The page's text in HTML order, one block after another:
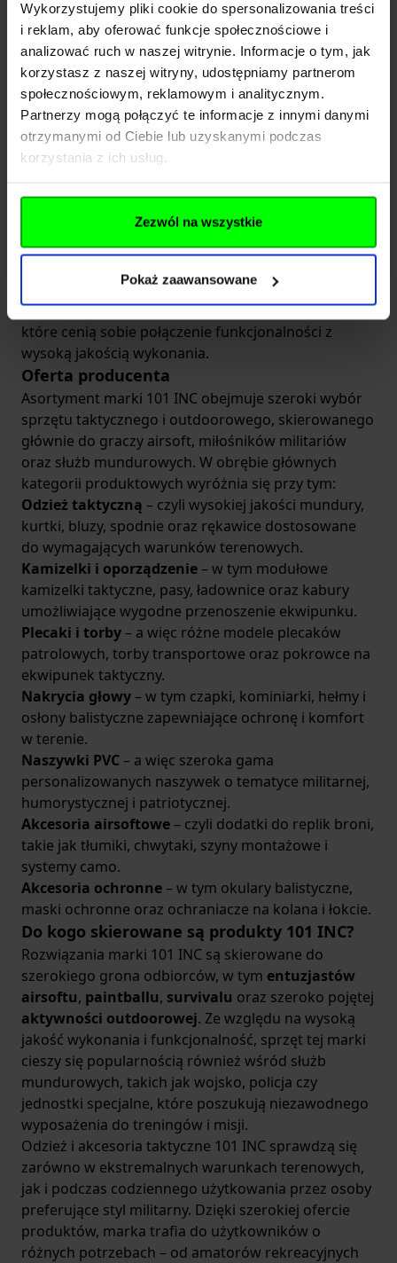
Wykorzystujemy pliki cookie do spersonalizowania treści
i reklam, aby oferować funkcje społecznościowe i
analizować ruch w naszej witrynie. Informacje o tym, jak
korzystasz z naszej witryny, udostępniamy partnerom
społecznościowym, reklamowym i analitycznym.
Partnerzy mogą połączyć te informacje z innymi danymi
otrzymanymi od Ciebie lub uzyskanymi podczas
korzystania z ich usług.
Zezwól na wszystkie
Pokaż zaawansowane
tych drobnych gadżetów w naszym sklepie i wybierz
dla siebie najlepszy!
101 INCto marka specjalizująca się w wysokiej
jakości sprzęcie taktycznym, przeznaczonym do
różnych aktywności, takich jak airsoft, paintball oraz
strzelectwo sportowe. Produkty tej firmy
charakteryzują się wszechstronnością, dzięki czemu
zastosowaniach taktycznych, jak i outdoorowych.
Oferta 101 INC obejmuje szeroki asortyment
odzieży, wyposażenia oraz akcesoriów, w tym
Produkty te są zaprojektowane z myślą o osobach
poszukujących przygód i gotowych na wyzwania,
które cenią sobie połączenie funkcjonalności z
wysoką jakością wykonania.
Oferta producenta
Asortyment marki 101 INC obejmuje szeroki wybór
sprzętu taktycznego i outdoorowego, skierowanego
głównie do graczy airsoft, miłośników militariów
oraz służb mundurowych. W obrębie głównych
kategorii produktowych wyróżnia się przy tym:
Odzież taktyczną – czyli wysokiej jakości mundury,
kurtki, bluzy, spodnie oraz rękawice dostosowane
do wymagających warunków terenowych.
Kamizelki i oporządzenie – w tym modułowe
kamizelki taktyczne, pasy, ładownice oraz kabury
umożliwiające wygodne przenoszenie ekwipunku.
Plecaki i torby – a więc różne modele plecaków
patrolowych, torby transportowe oraz pokrowce na
ekwipunek taktyczny.
Nakrycia głowy – w tym czapki, kominiarki, hełmy i
osłony balistyczne zapewniające ochronę i komfort
w terenie.
Naszywki PVC – a więc szeroka gama
personalizowanych naszywek o tematyce militarnej,
humorystycznej i patriotycznej.
Akcesoria airsoftowe – czyli dodatki do replik broni,
takie jak tłumiki, chwytaki, szyny montażowe i
systemy camo.
Akcesoria ochronne – w tym okulary balistyczne,
maski ochronne oraz ochraniacze na kolana i łokcie.
Do kogo skierowane są produkty 101 INC?
Rozwiązania marki 101 INC są skierowane do
szerokiego grona odbiorców, w tym entuzjastów
airsoftu, paintballu, survivalu oraz szeroko pojętej
aktywności outdoorowej. Ze względu na wysoką
jakość wykonania i funkcjonalność, sprzęt tej marki
cieszy się popularnością również wśród służb
mundurowych, takich jak wojsko, policja czy
jednostki specjalne, które poszukują niezawodnego
wyposażenia do treningów i misji.
Odzież i akcesoria taktyczne 101 INC sprawdzą się
zarówno w ekstremalnych warunkach terenowych,
jak i podczas codziennego użytkowania przez osoby
preferujące styl militarny. Dzięki szerokiej ofercie
produktów, marka trafia do użytkowników o
różnych potrzebach – od amatorów rekreacyjnych